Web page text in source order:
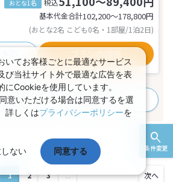
条件変更
おとな1名
基本代金合計102,200〜178,800円
(おとな2名 こども0名・1部屋/1泊2日)
を見る(4プラン、4部屋タイプ)
1 2 3 ...
いてお客様ごとに最適なサービス
び当社サイト外で最適な広告を表
にCookieを使用しています。
意いただける場合は同意するを選
詳しくはプライバシーポリシーを
ない 同意する